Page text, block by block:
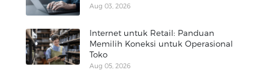
Aug 03, 2026
Internet untuk Retail: Panduan
Memilih Koneksi untuk Operasional
Toko
Aug 05, 2026